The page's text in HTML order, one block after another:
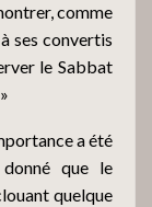
comme
ses convertis
le Sabbat
a été
que le
quelque